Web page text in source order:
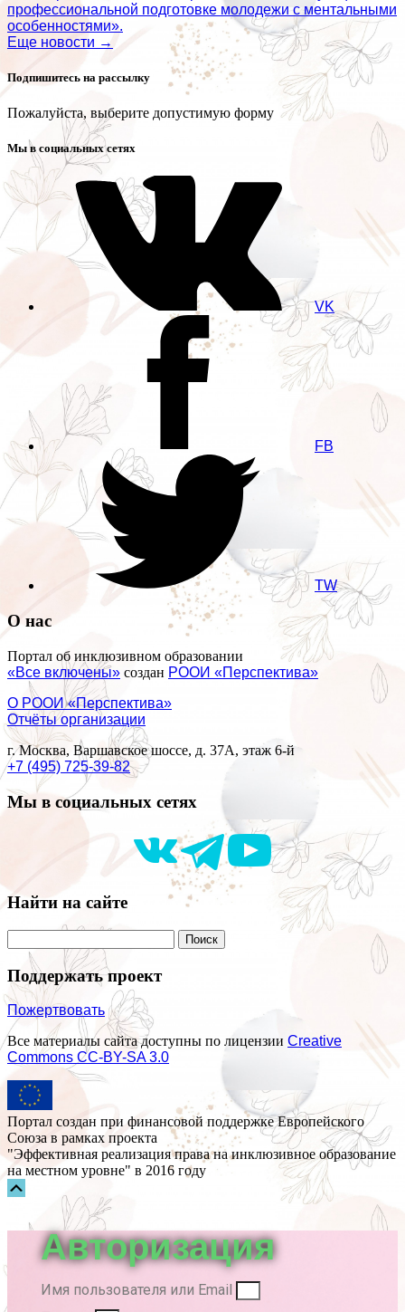
профессиональной подготовке молодежи с ментальными
особенностями».
Еще новости →
Подпишитесь на рассылку
Пожалуйста, выберите допустимую форму
Мы в социальных сетях
VK
FB
TW
О нас
Портал об инклюзивном образовании
«Все включены» создан РООИ «Перспектива»
О РООИ «Перспектива»
Отчёты организации
г. Москва, Варшавское шоссе, д. 37А, этаж 6-й
+7 (495) 725-39-82
Мы в социальных сетях
Найти на сайте
Поддержать проект
Пожертвовать
Все материалы сайта доступны по лицензии Creative
Commons СС-BY-SA 3.0
Портал создан при финансовой поддержке Европейского
Союза в рамках проекта
"Эффективная реализация права на инклюзивное образование
на местном уровне" в 2016 году
вверх
Авторизация
Имя пользователя или Email